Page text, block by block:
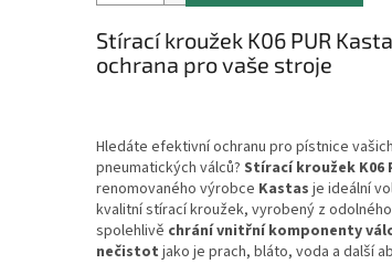
Stírací kroužek K06 PUR
ochrana pro vaše stroje
Hledáte efektivní ochranu pro pístnice
pneumatických válců? Stírací kroužek K06
renomovaného výrobce Kastas je ideální
kvalitní stírací kroužek, vyrobený z
spolehlivě chrání vnitřní komponenty
nečistot jako je prach, bláto, voda a další